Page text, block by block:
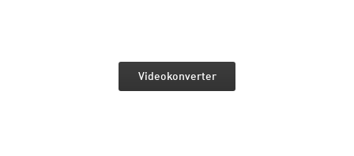
Videokonverter